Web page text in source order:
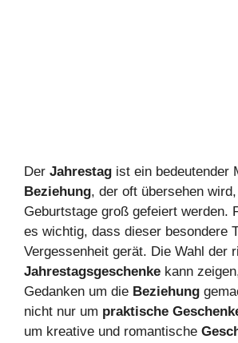
Der Jahrestag ist ein bedeutender
Beziehung, der oft übersehen
Geburtstage groß gefeiert werden.
es wichtig, dass dieser besondere
Vergessenheit gerät. Die Wahl der
Jahrestagsgeschenke kann
Gedanken um die Beziehung
nicht nur um praktische
um kreative und romantische